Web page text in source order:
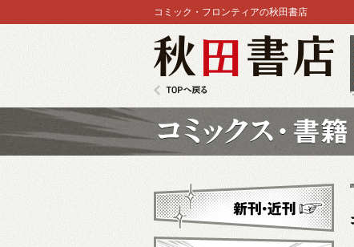
コミック・フロンティアの秋田書店
新刊・近刊